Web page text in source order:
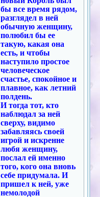
бы все время рядом,
разглядел в ней
обычную женщину,
полюбил бы ее
такую, какая она
есть, и чтобы
наступило простое
человеческое
счастье, спокойное и
плавное, как летний
полдень.
И тогда тот, кто
наблюдал за ней
сверху, видимо
забавляясь своей
игрой и искренне
любя женщину,
послал ей именно
того, кого она вновь
себе придумала. И
пришел к ней, уже
немолодой